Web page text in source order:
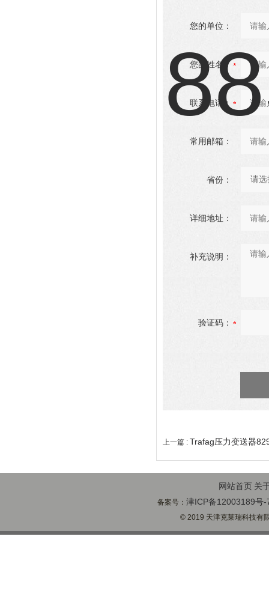
您的单位：
您的姓名：
联系电话：
常用邮箱：
省份：
详细地址：
补充说明：
验证码：
上一篇 : Trafag压力变送器
网站首页 关
备案号：津ICP备12003189号-
© 2019 天津克莱瑞科技有